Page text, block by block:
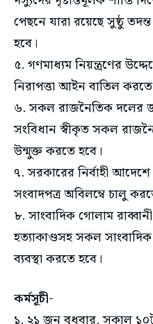
পেছনে যারা রয়েছে সুষ্ঠু
হবে।
৫. গণমাধ্যম নিয়ন্ত্রণের
নিরাপত্তা আইন বাতিল
৬. সকল রাজনৈতিক দলের
সংবিধান স্বীকৃত সকল
উন্মুক্ত করতে হবে।
৭. সরকারের নির্বাহী
সংবাদপত্র অবিলম্বে চালু
৮. সাংবাদিক গোলাম
হত্যাকাণ্ডসহ সকল সাংবাদিক
ব্যবস্থা করতে হবে।
কর্মসূচী-